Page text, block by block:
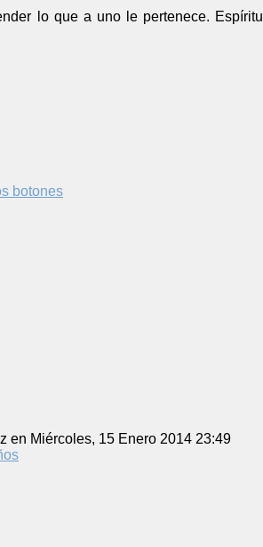
lo que a uno le pertenece.
botones
en Miércoles, 15 Enero 2014 23:49